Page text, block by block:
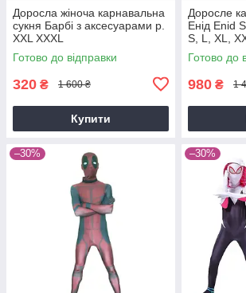
Доросла жіноча карнавальна
сукня Барбі з аксесуарами р.
XXL XXXL
Готово до відправки
320 ₴ 1 600 ₴
Купити
Доросле
Енід Enid
S, L, XL,
Готово до
980 ₴ 1
–30% –30%